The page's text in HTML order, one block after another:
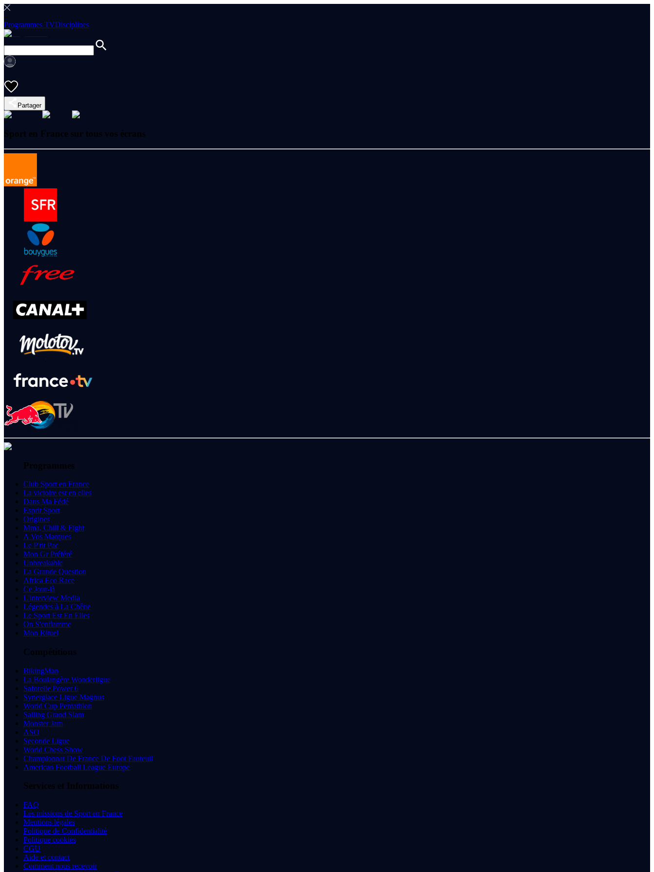
Programmes TVDisciplines
Partager
Sport en France sur tous vos écrans
Programmes
Club Sport en France
La victoire est en elles
Dans Ma Fédé
Esprit Sport
Origines
Mma, Chill & Fight
A Vos Marques
Le P'tit Pac
Mon Gr Préféré
Unbreakable
La Grande Question
Africa Eco Race
Ce Jour-là
L'interview Media
Légendes à La Chêne
Le Sport Est En Elles
On S'enflamme
Mon Rituel
Compétitions
BikingMan
La Boulangère Wonderligue
Saforelle Power 6
Synerglace Ligue Magnus
World Cup Pentathlon
Sailing Grand Slam
Monster Jam
ASO
Seconde Ligue
World Chess Show
Championnat De France De Foot Fauteuil
American Football League Europe
Services et Informations
FAQ
Les missions de Sport en France
Mentions légales
Politique de Confidentialité
Politique cookies
CGU
Aide et contact
Comment nous recevoir